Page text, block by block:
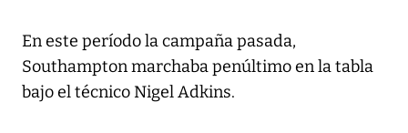
En este período la campaña pasada,
Southampton marchaba penúltimo en la tabla
bajo el técnico Nigel Adkins.